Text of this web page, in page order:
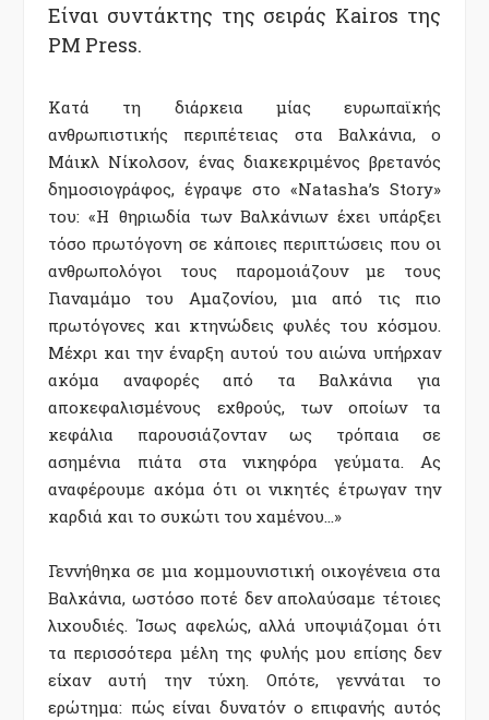
Είναι συντάκτης της σειράς Kairos της
PM Press.
Κατά τη διάρκεια µίας ευρωπαϊκής
ανθρωπιστικής περιπέτειας στα Βαλκάνια, ο
Μάικλ Νίκολσον, ένας διακεκριµένος βρετανός
δηµοσιογράφος, έγραψε στο «Natasha’s Story»
του: «Η θηριωδία των Βαλκάνιων έχει υπάρξει
τόσο πρωτόγονη σε κάποιες περιπτώσεις που οι
ανθρωπολόγοι τους παροµοιάζουν µε τους
Γιαναµάµο του Αµαζονίου, µια από τις πιο
πρωτόγονες και κτηνώδεις φυλές του κόσµου.
Μέχρι και την έναρξη αυτού του αιώνα υπήρχαν
ακόµα αναφορές από τα Βαλκάνια για
αποκεφαλισµένους εχθρούς, των οποίων τα
κεφάλια παρουσιάζονταν ως τρόπαια σε
ασηµένια πιάτα στα νικηφόρα γεύµατα. Ας
αναφέρουµε ακόµα ότι οι νικητές έτρωγαν την
καρδιά και το συκώτι του χαµένου…»
Γεννήθηκα σε µια κοµµουνιστική οικογένεια στα
Βαλκάνια, ωστόσο ποτέ δεν απολαύσαµε τέτοιες
λιχουδιές. Ίσως αφελώς, αλλά υποψιάζοµαι ότι
τα περισσότερα µέλη της φυλής µου επίσης δεν
είχαν αυτή την τύχη. Οπότε, γεννάται το
ερώτηµα: πώς είναι δυνατόν ο επιφανής αυτός